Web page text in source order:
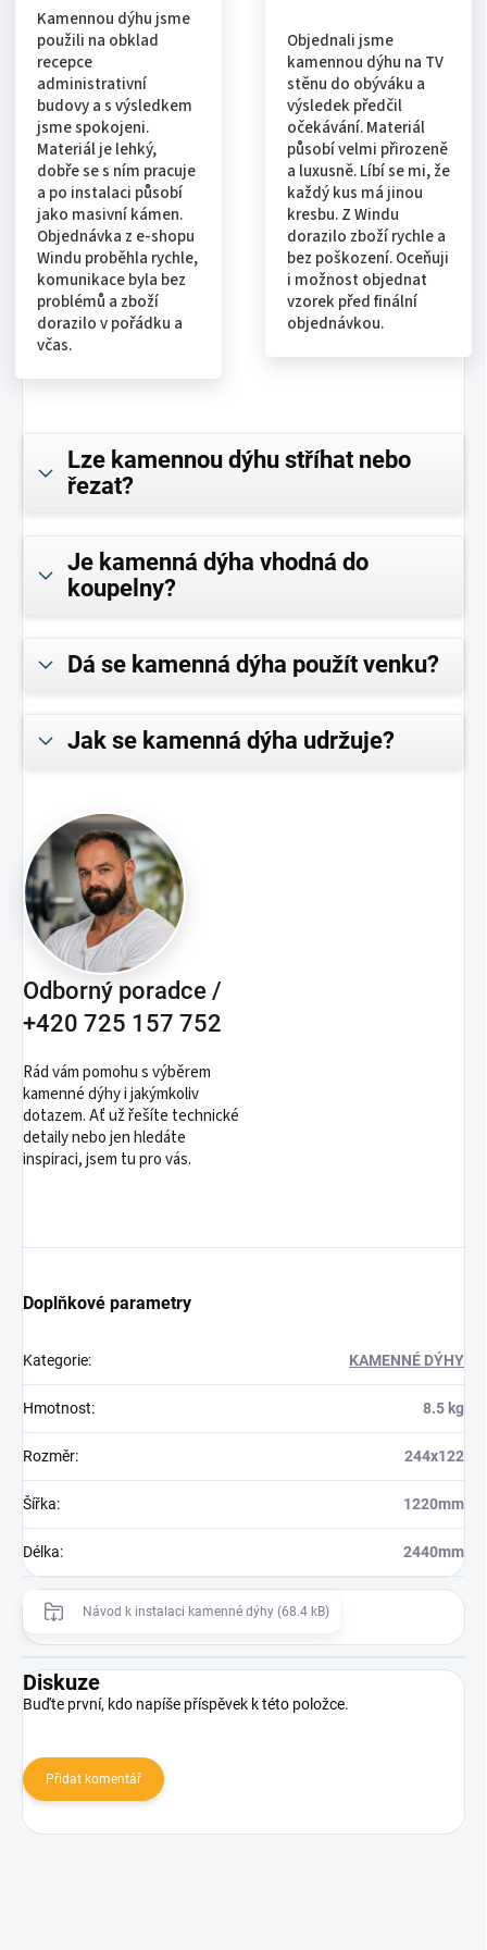
Kamennou dýhu jsme
použili na obklad
recepce
administrativní
budovy a s výsledkem
jsme spokojeni.
Materiál je lehký,
dobře se s ním pracuje
a po instalaci působí
jako masivní kámen.
Objednávka z e-shopu
Windu proběhla rychle,
komunikace byla bez
problémů a zboží
dorazilo v pořádku a
včas.
Objednali jsme
kamennou dýhu na TV
stěnu do obýváku a
výsledek předčil
očekávání. Materiál
působí velmi přirozeně
a luxusně. Líbí se mi, že
každý kus má jinou
kresbu. Z Windu
dorazilo zboží rychle a
bez poškození. Oceňuji
i možnost objednat
vzorek před finální
objednávkou.
Lze kamennou dýhu stříhat nebo
řezat?
Je kamenná dýha vhodná do
koupelny?
Dá se kamenná dýha použít venku?
Jak se kamenná dýha udržuje?
Odborný poradce /
+420 725 157 752
Rád vám pomohu s výběrem
kamenné dýhy i jakýmkoliv
dotazem. Ať už řešíte technické
detaily nebo jen hledáte
inspiraci, jsem tu pro vás.
Doplňkové parametry
Kategorie: KAMENNÉ DÝHY
Hmotnost: 8.5 kg
Rozměr: 244x122
Šířka: 1220mm
Délka: 2440mm
Návod k instalaci kamenné dýhy (68.4 kB)
Diskuze
Buďte první, kdo napíše příspěvek k této položce.
Přidat komentář